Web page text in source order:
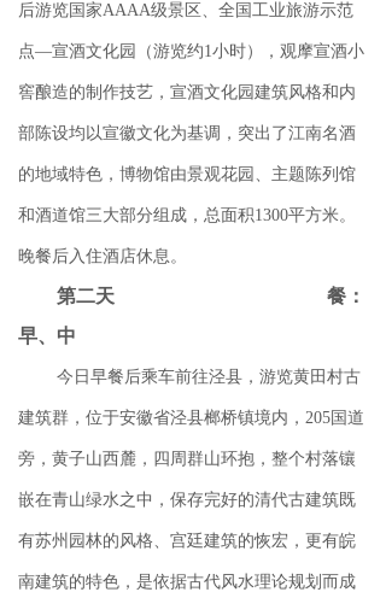
后游览国家AAAA级景区、全国工业旅游示范
点—宣酒文化园（游览约1小时），观摩宣酒小
窖酿造的制作技艺，宣酒文化园建筑风格和内
部陈设均以宣徽文化为基调，突出了江南名酒
的地域特色，博物馆由景观花园、主题陈列馆
和酒道馆三大部分组成，总面积1300平方米。
晚餐后入住酒店休息。
第二天 餐：
早、中
今日早餐后乘车前往泾县，游览黄田村古
建筑群，位于安徽省泾县榔桥镇境内，205国道
旁，黄子山西麓，四周群山环抱，整个村落镶
嵌在青山绿水之中，保存完好的清代古建筑既
有苏州园林的风格、宫廷建筑的恢宏，更有皖
南建筑的特色，是依据古代风水理论规划而成